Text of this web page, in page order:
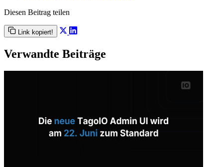
Diesen Beitrag teilen
Link kopiert!
Verwandte Beiträge